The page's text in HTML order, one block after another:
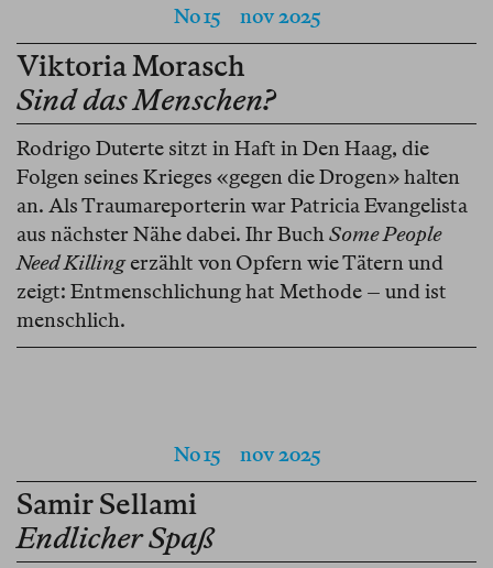
No 15nov 2025
Viktoria Morasch
Sind das Menschen?
Rodrigo Duterte sitzt in Haft in Den Haag, die
Folgen seines Krieges «gegen die Drogen» halten
an. Als Traumareporterin war Patricia Evangelista
aus nächster Nähe dabei. Ihr BuchSome People
Need Killingerzählt von Opfern wie Tätern und
zeigt: Entmenschlichung hat Methode – und ist
menschlich.
No 15nov 2025
Samir Sellami
Endlicher Spaß